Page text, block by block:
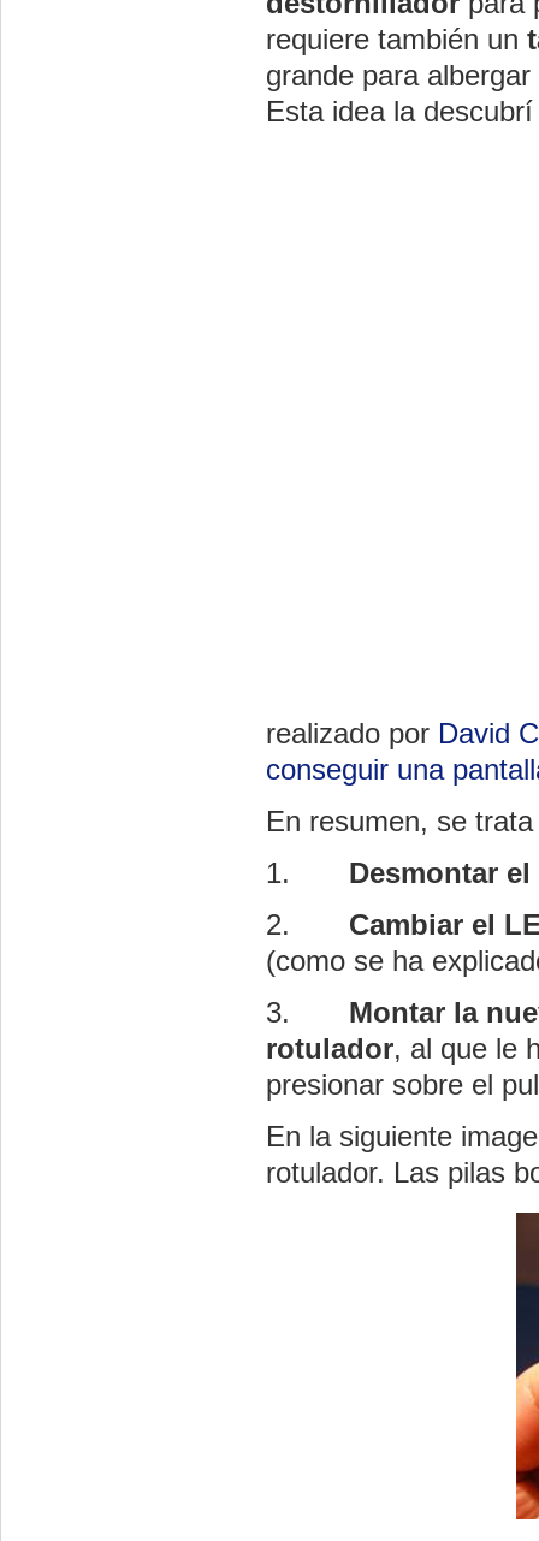
requiere también un
grande para
Esta idea la
realizado por David
conseguir una
En resumen, se
1.
Desmontar
2.
Cambiar el
(como se ha
3.
Montar la
rotulador, al que le
presionar sobre el
En la siguiente
rotulador. Las pilas